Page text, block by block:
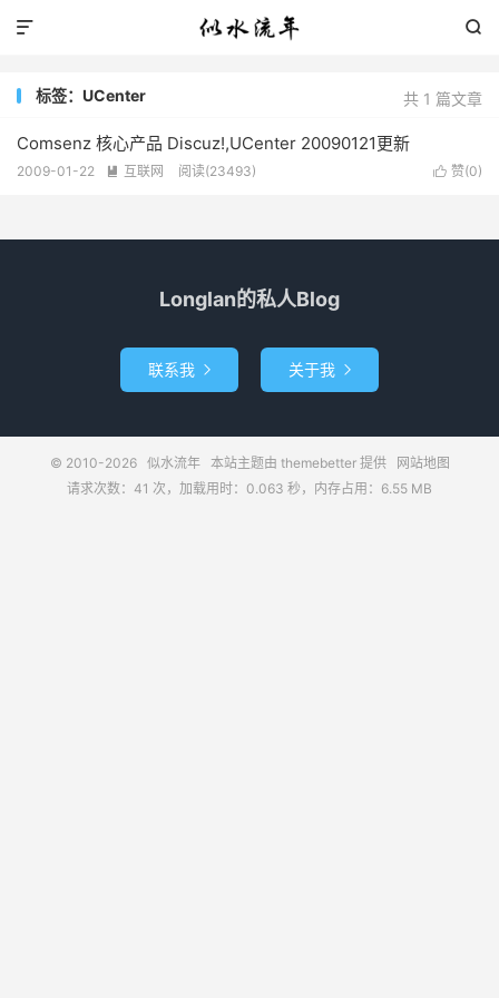


共 1 篇文章
标签：UCenter
Comsenz 核心产品 Discuz!,UCenter 20090121更新
 赞(0)
2009-01-22  互联网 阅读(23493)
Longlan的私人Blog
联系我  关于我 
© 2010-2026 似水流年本站主题由 themebetter提供
网站地图
请求次数：41 次，加载用时：0.063 秒，内存占用：6.55 MB